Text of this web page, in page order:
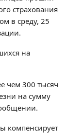
страхования
в среду, 25
на
чем 300 тысяч
на сумму
компенсирует